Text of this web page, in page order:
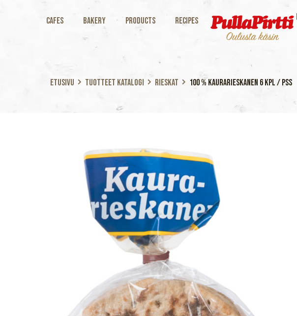
Cafes Bakery Products Recipes
Etusivu Tuotteet katalogi Rieskat 100 % Kaurarieskanen 6 kpl / pss